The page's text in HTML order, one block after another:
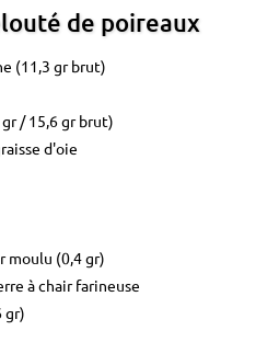
de poireaux
(11,3 gr brut)
/ 15,6 gr brut)
d'oie
moulu (0,4 gr)
à chair farineuse
gr)